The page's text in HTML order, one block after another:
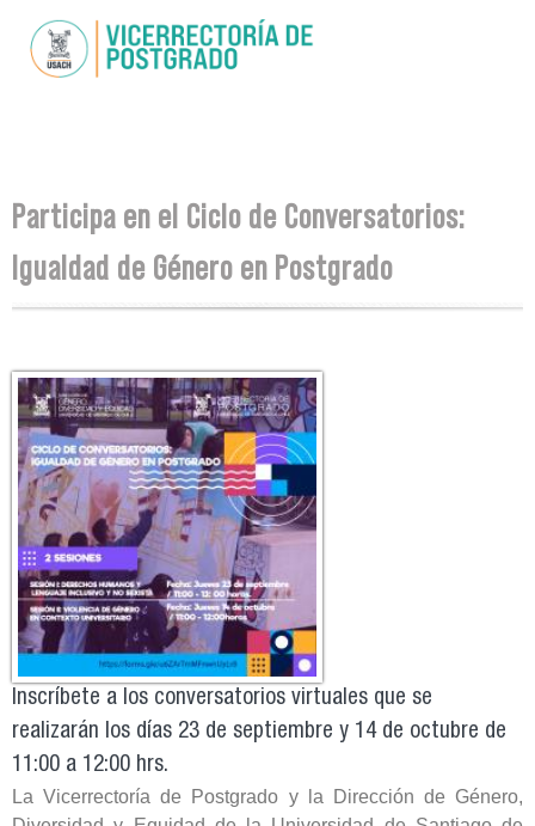
contenido
Se encuentra usted aquí
Participa en el Ciclo de Conversatorios:
Igualdad de Género en Postgrado
Inscríbete a los conversatorios virtuales que se
realizarán los días 23 de septiembre y 14 de octubre de
11:00 a 12:00 hrs.
La Vicerrectoría de Postgrado y la Dirección de Género,